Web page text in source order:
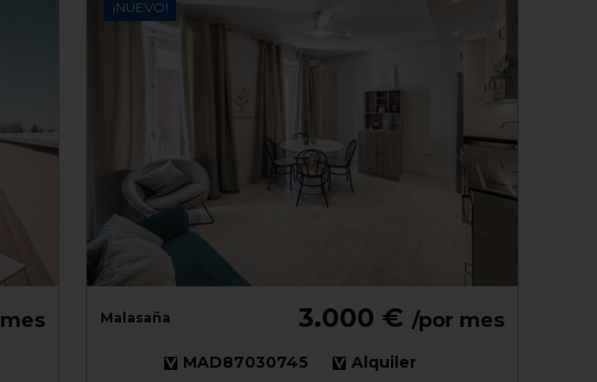
¡NUEVO!
Malasaña 3.000 € /por mes
MAD87030745 Alquiler